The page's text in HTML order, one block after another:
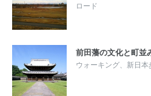
ロード
前田藩の文化と町並
ウォーキング、新日